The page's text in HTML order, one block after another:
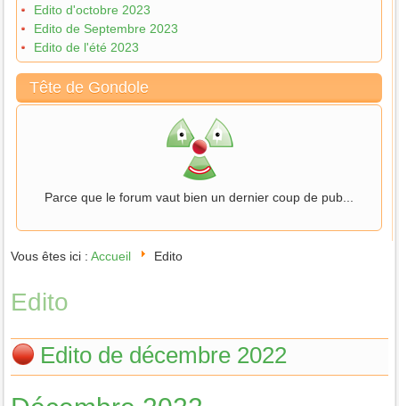
Edito d'octobre 2023
Edito de Septembre 2023
Edito de l'été 2023
Tête de Gondole
Parce que le forum vaut bien un dernier coup de pub...
Vous êtes ici :Accueil Edito
Edito
Edito de décembre 2022